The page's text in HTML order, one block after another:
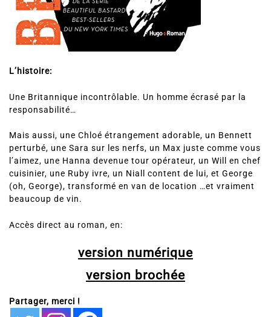
L’histoire:
Une Britannique incontrôlable. Un homme écrasé par la
responsabilité…
Mais aussi, une Chloé étrangement adorable, un Bennett
perturbé, une Sara sur les nerfs, un Max juste comme vous
l’aimez, une Hanna devenue tour opérateur, un Will en chef
cuisinier, une Ruby ivre, un Niall content de lui, et George
(oh, George), transformé en van de location …et vraiment
beaucoup de vin.
Accès direct au roman, en:
version numérique
version brochée
Partager, merci !